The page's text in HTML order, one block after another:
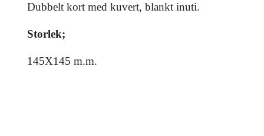
Dubbelt kort med kuvert, blankt inuti.
Storlek;
145X145 m.m.